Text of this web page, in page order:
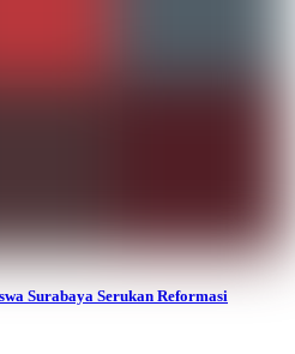
Surabaya Serukan Reformasi